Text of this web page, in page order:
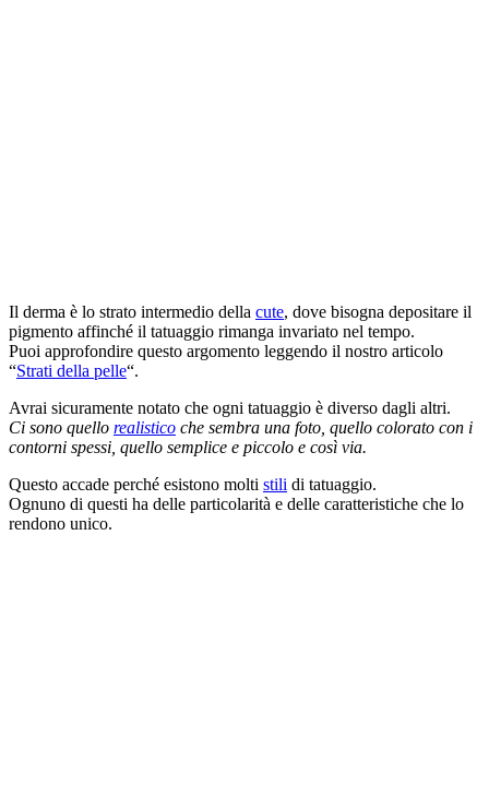
Il derma è lo strato intermedio della cute, dove bisogna depositare il
pigmento affinché il tatuaggio rimanga invariato nel tempo.
Puoi approfondire questo argomento leggendo il nostro articolo
“Strati della pelle“.
Avrai sicuramente notato che ogni tatuaggio è diverso dagli altri.
Ci sono quello realistico che sembra una foto, quello colorato con i
contorni spessi, quello semplice e piccolo e così via.
Questo accade perché esistono molti stili di tatuaggio.
Ognuno di questi ha delle particolarità e delle caratteristiche che lo
rendono unico.